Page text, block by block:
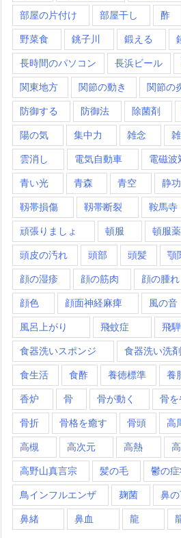
部屋の片付け 部屋干し 酢
野菜食 銚子川 鍛える
長時間のパソコン 長浜ビール
関東地方 関節の動き 関節の
防御する 防御法 除菌剤
陽の気 集中力 雑念
雲消し 電気自動車 電磁波
青い光 青森 青空 静功
靱帯損傷 靱帯断裂 鞍馬寺
頑張りましょ 頓服 頓服薬
頭皮の汚れ 頭部 頭髪 顎
顔の湿疹 顔の筋肉 顔の腫れ
顔色 顔面神経麻痺 風の音
風呂上がり 飛蚊症 飛
食器洗いスポンジ 食器洗い洗剤
食生活 食酢 養徳標準 養
香炉 骨 骨が動く 骨を
骨折 骨格を癒す 骨頭 高
高槻 高次元 高熱
高野山真言宗 髪の毛 鬱の症
鳥インフルエンザ 麹菌 鼻
鼻緒 鼻血 龍